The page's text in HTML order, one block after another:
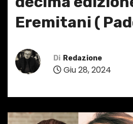
Eremitani (
Di Redazione
Giu 28, 2024